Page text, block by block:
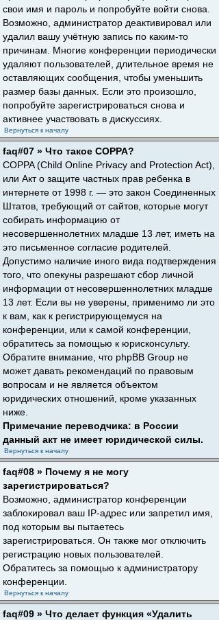
свои имя и пароль и попробуйте войти снова.
Возможно, администратор деактивировал или
удалил вашу учётную запись по каким-то
причинам. Многие конференции периодически
удаляют пользователей, длительное время не
оставляющих сообщения, чтобы уменьшить
размер базы данных. Если это произошло,
попробуйте зарегистрироваться снова и
активнее участвовать в дискуссиях.
Вернуться к началу
faq#07 » Что такое COPPA?
COPPA (Child Online Privacy and Protection Act),
или Акт о защите частных прав ребенка в
интернете от 1998 г. — это закон Соединенных
Штатов, требующий от сайтов, которые могут
собирать информацию от
несовершеннолетних младше 13 лет, иметь на
это письменное согласие родителей.
Допустимо наличие иного вида подтверждения
того, что опекуны разрешают сбор личной
информации от несовершеннолетних младше
13 лет. Если вы не уверены, применимо ли это
к вам, как к регистрирующемуся на
конференции, или к самой конференции,
обратитесь за помощью к юрисконсульту.
Обратите внимание, что phpBB Group не
может давать рекомендаций по правовым
вопросам и не является объектом
юридических отношений, кроме указанных
ниже.
Примечание переводчика: в России
данный акт не имеет юридической силы.
Вернуться к началу
faq#08 » Почему я не могу
зарегистрироваться?
Возможно, администратор конференции
заблокировал ваш IP-адрес или запретил имя,
под которым вы пытаетесь
зарегистрироваться. Он также мог отключить
регистрацию новых пользователей.
Обратитесь за помощью к администратору
конференции.
Вернуться к началу
faq#09 » Что делает функция «Удалить